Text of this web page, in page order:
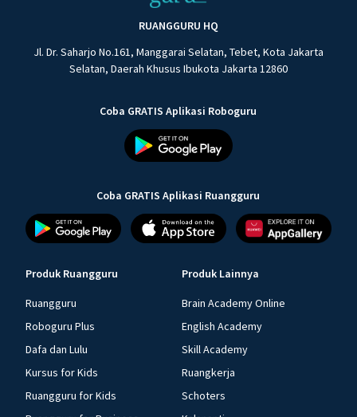
RUANGGURU HQ
Jl. Dr. Saharjo No.161, Manggarai Selatan, Tebet, Kota Jakarta
Selatan, Daerah Khusus Ibukota Jakarta 12860
Coba GRATIS Aplikasi Roboguru
Coba GRATIS Aplikasi Ruangguru
Produk Ruangguru
Ruangguru
Roboguru Plus
Dafa dan Lulu
Kursus for Kids
Ruangguru for Kids
Produk Lainnya
Brain Academy Online
English Academy
Skill Academy
Ruangkerja
Schoters